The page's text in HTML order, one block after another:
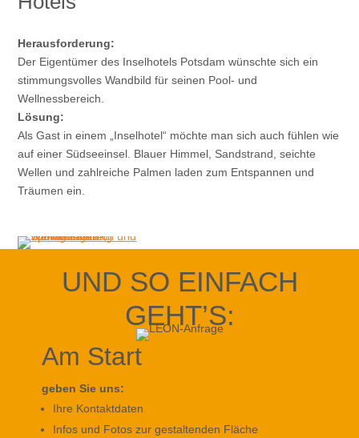
Herausforderung:
Der Eigentümer des Inselhotels Potsdam wünschte sich ein
stimmungsvolles Wandbild für seinen Pool- und
Wellnessbereich.
Lösung:
Als Gast in einem „Inselhotel“ möchte man sich auch fühlen wie
auf einer Südseeinsel. Blauer Himmel, Sandstrand, seichte
Wellen und zahlreiche Palmen laden zum Entspannen und
Träumen ein.
UND SO EINFACH
GEHT’S:
Am Start
geben Sie uns:
Ihre Kontaktdaten
Infos und Fotos zur gestaltenden Fläche